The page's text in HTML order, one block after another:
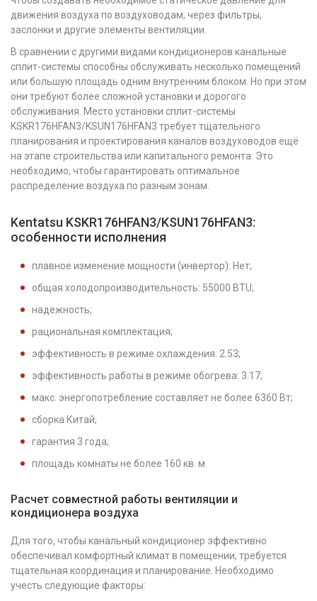
движения воздуха по воздуховодам, через фильтры,
заслонки и другие элементы вентиляции.
В сравнении с другими видами кондиционеров канальные
сплит-системы способны обслуживать несколько помещений
или большую площадь одним внутренним блоком. Но при этом
они требуют более сложной установки и дорогого
обслуживания. Место установки сплит-системы
KSKR176HFAN3/KSUN176HFAN3 требует тщательного
планирования и проектирования каналов воздуховодов ещё
на этапе строительства или капитального ремонта. Это
необходимо, чтобы гарантировать оптимальное
распределение воздуха по разным зонам.
Kentatsu KSKR176HFAN3/KSUN176HFAN3:
особенности исполнения
плавное изменение мощности (инвертор): Нет;
общая холодопроизводительность: 55000 BTU;
надежность;
рациональная комплектация;
эффективность в режиме охлаждения: 2.53;
эффективность работы в режиме обогрева: 3.17;
макс. энергопотребление составляет не более 6360 Вт;
сборка Китай;
гарантия 3 года;
площадь комнаты не более 160 кв. м.
Расчет совместной работы вентиляции и
кондиционера воздуха
Для того, чтобы канальный кондиционер эффективно
обеспечивал комфортный климат в помещении, требуется
тщательная координация и планирование. Необходимо
учесть следующие факторы: